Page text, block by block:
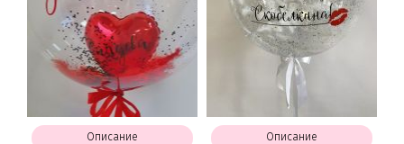
Описание Описание